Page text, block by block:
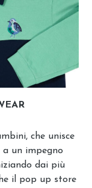
che unisce
a un impegno
dai più
il pop up store